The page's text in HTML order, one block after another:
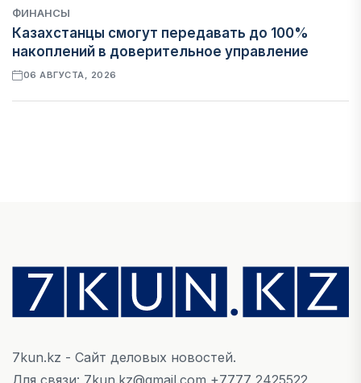
ФИНАНСЫ
Казахстанцы смогут передавать до 100%
накоплений в доверительное управление
06 АВГУСТА, 2026
На что Казахстан потратил больше всего в
нежилом строительстве
06 АВГУСТА, 2026
МНЕНИЕ ЭКСПЕРТОВ
7kun.kz - Сайт деловых новостей.